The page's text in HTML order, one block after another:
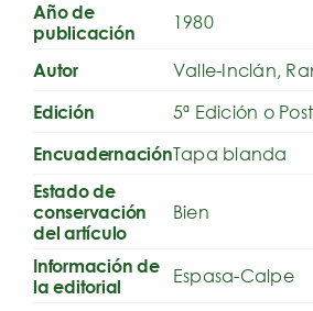
Año de
publicación
1980
Autor Valle-Inclán,
Edición 5ª Edición o
EncuadernaciónTapa blanda
Estado de
conservación
del artículo
Bien
Información de
la editorial
Espasa-Calpe